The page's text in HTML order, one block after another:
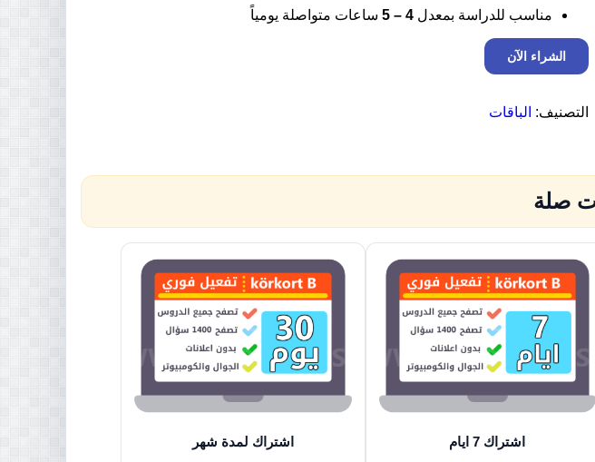
مناسب للدراسة بمعدل4 – 5
ساعات متواصلة يومياً
ك
م
ا
ك
و
الشراء الآن
التصنيف: الباقات
صلة
اشتراك 7 ايام اشتراك لمدة شهر